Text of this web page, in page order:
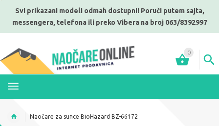
Svi prikazani modeli odmah dostupni! Poruči putem sajta,
messengera, telefona ili preko Vibera na broj 063/8392997
0
Naočare za sunce BioHazard BZ-66172